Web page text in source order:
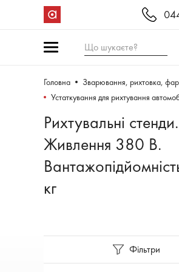
Що шукаєте?
Головна
Зварювання, рихтовка,
Устаткування для рихтування
Рихтувальні стенди.
Живлення 380 В.
кг
Фільтри